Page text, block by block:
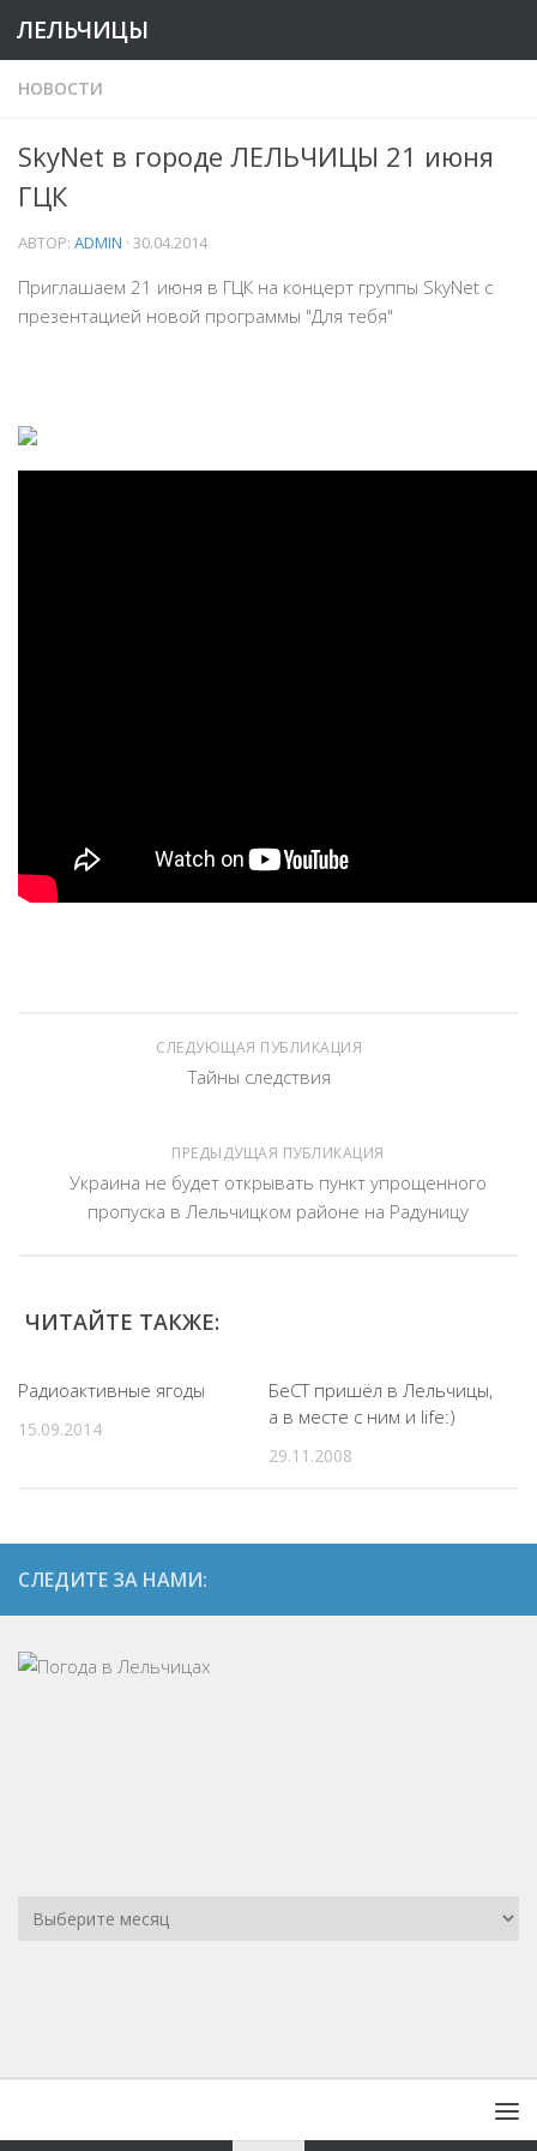
ЛЕЛЬЧИЦЫ
НОВОСТИ
SkyNet в городе ЛЕЛЬЧИЦЫ 21 июня
ГЦК
АВТОР: ADMIN · 30.04.2014
Приглашаем 21 июня в ГЦК на концерт группы SkyNet с
презентацией новой программы "Для тебя"
СЛЕДУЮЩАЯ ПУБЛИКАЦИЯ
Тайны следствия
ПРЕДЫДУЩАЯ ПУБЛИКАЦИЯ
Украина не будет открывать пункт упрощенного
пропуска в Лельчицком районе на Радуницу
ЧИТАЙТЕ ТАКЖЕ:
Радиоактивные ягоды
15.09.2014
БеСТ пришёл в Лельчицы,
а в месте с ним и life:)
29.11.2008
СЛЕДИТЕ ЗА НАМИ: